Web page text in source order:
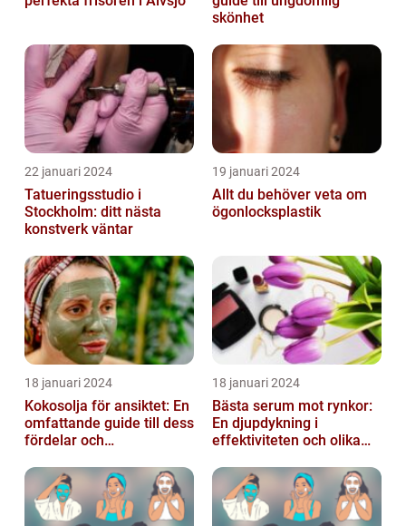
skönhet
22 januari 2024
Tatueringsstudio i
Stockholm: ditt nästa
konstverk väntar
19 januari 2024
Allt du behöver veta om
ögonlocksplastik
18 januari 2024
Kokosolja för ansiktet: En
omfattande guide till dess
fördelar och
18 januari 2024
Bästa serum mot rynkor:
En djupdykning i
effektiviteten och olika